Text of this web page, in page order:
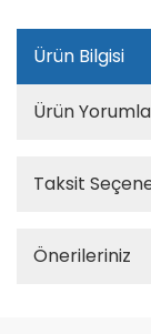
Ürün Bilgisi
Ürün
Taksit
Önerileriniz